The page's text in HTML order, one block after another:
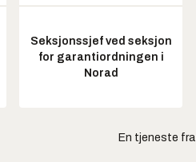
Seksjonssjef ved seksjon
for garantiordningen i
Norad
En tjeneste fra